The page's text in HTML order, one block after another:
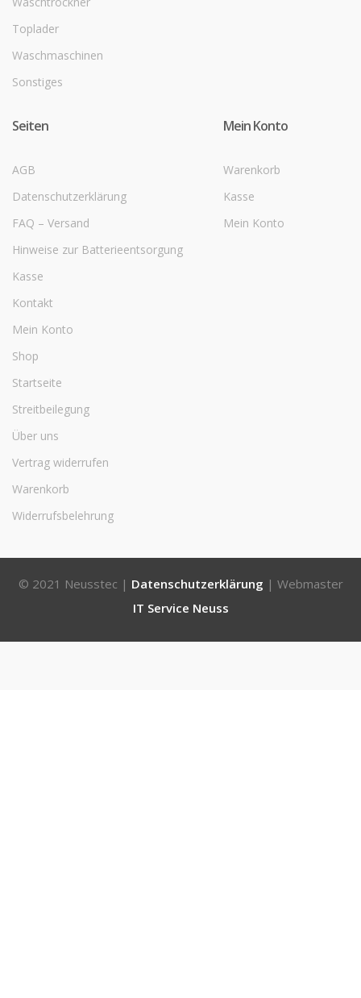
Toplader
Waschmaschinen
Sonstiges
Seiten
AGB
Datenschutzerklärung
FAQ – Versand
Hinweise zur Batterieentsorgung
Kasse
Kontakt
Mein Konto
Shop
Startseite
Streitbeilegung
Über uns
Vertrag widerrufen
Warenkorb
Widerrufsbelehrung
Mein Konto
Warenkorb
Kasse
Mein Konto
© 2021 Neusstec | Datenschutzerklärung | Webmaster
IT Service Neuss